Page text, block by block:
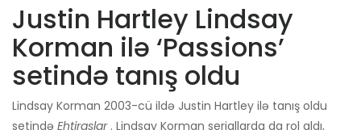
Justin Hartley Lindsay
Korman ilə ‘Passions’
setində tanış oldu
Lindsay Korman 2003-cü ildə Justin Hartley ilə tanış oldu
setində Ehtiraslar. Lindsay Korman seriallarda da rol aldı,